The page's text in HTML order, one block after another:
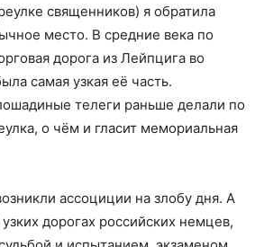
священников) я обратила
место. В средние века по
дорога из Лейпцига во
самая узкая её часть.
телеги раньше делали по
о чём и гласит мемориальная
ассоциции на злобу дня. А
дорогах российских немцев,